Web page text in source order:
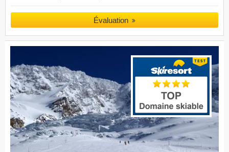
Évaluation